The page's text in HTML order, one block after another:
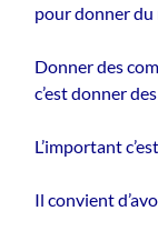
pour donner du
Donner des
c’est donner
L’important
Il convient